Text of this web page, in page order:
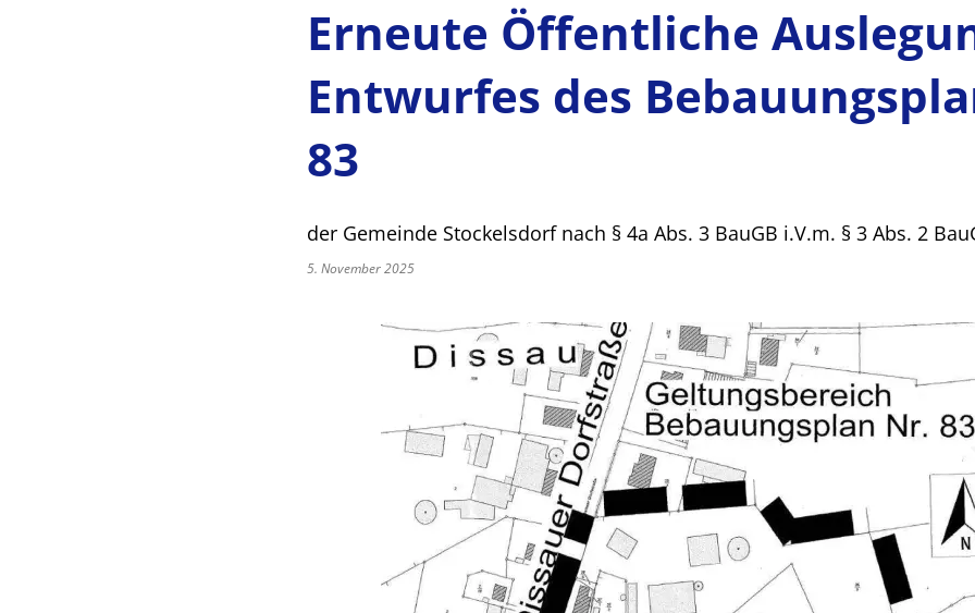
Erneute Öffentliche
Entwurfes des
83
der Gemeinde Stockelsdorf nach § 4a Abs. 3 BauGB i.V.m. § 3 Abs. 2
5. November 2025